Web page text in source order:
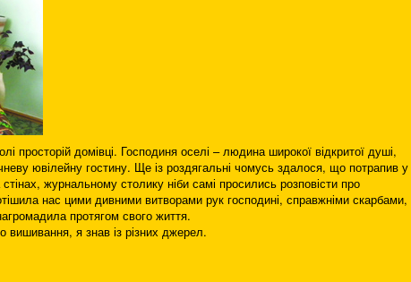
просторій домівці. Господиня оселі – людина широкої відкритої душі,
ювілейну гостину. Ще із роздягальні чомусь здалося, що потрапив у
журнальному столику ніби самі просились розповісти про
нас цими дивними витворами рук господині, справжніми скарбами,
протягом свого життя.
я знав із різних джерел.